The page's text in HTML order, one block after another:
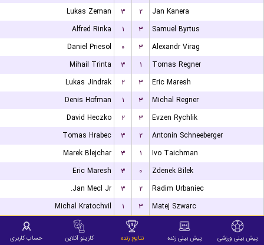
Lukas Zeman
۳ ۲
Jan Kanera
Alfred Rinka
۱ ۳
Samuel Byrtus
Daniel Priesol
۰ ۳
Alexandr Virag
Mihail Trinta
۳ ۱
Tomas Regner
Lukas Jindrak
۲ ۳
Eric Maresh
Denis Hofman
۱ ۳
Michal Regner
David Heczko
۲ ۳
Evzen Rychlik
Tomas Hrabec
۳ ۲
Antonin Schneeberger
Marek Blejchar
۳ ۱
Ivo Taichman
Eric Maresh
۳ ۰
Zdenek Bilek
Jan Mecl Jr.
۳ ۲
Radim Urbaniec
Michal Kratochvil
۱ ۳
Matej Szwarc
Wagner Richard
Petr Sebera
Daniel Tomica
۳ ۱ Matej Grundel پیش بینی ورزشی پیش بینی زنده نتایج زنده کازینو آنلاین حساب کاربری